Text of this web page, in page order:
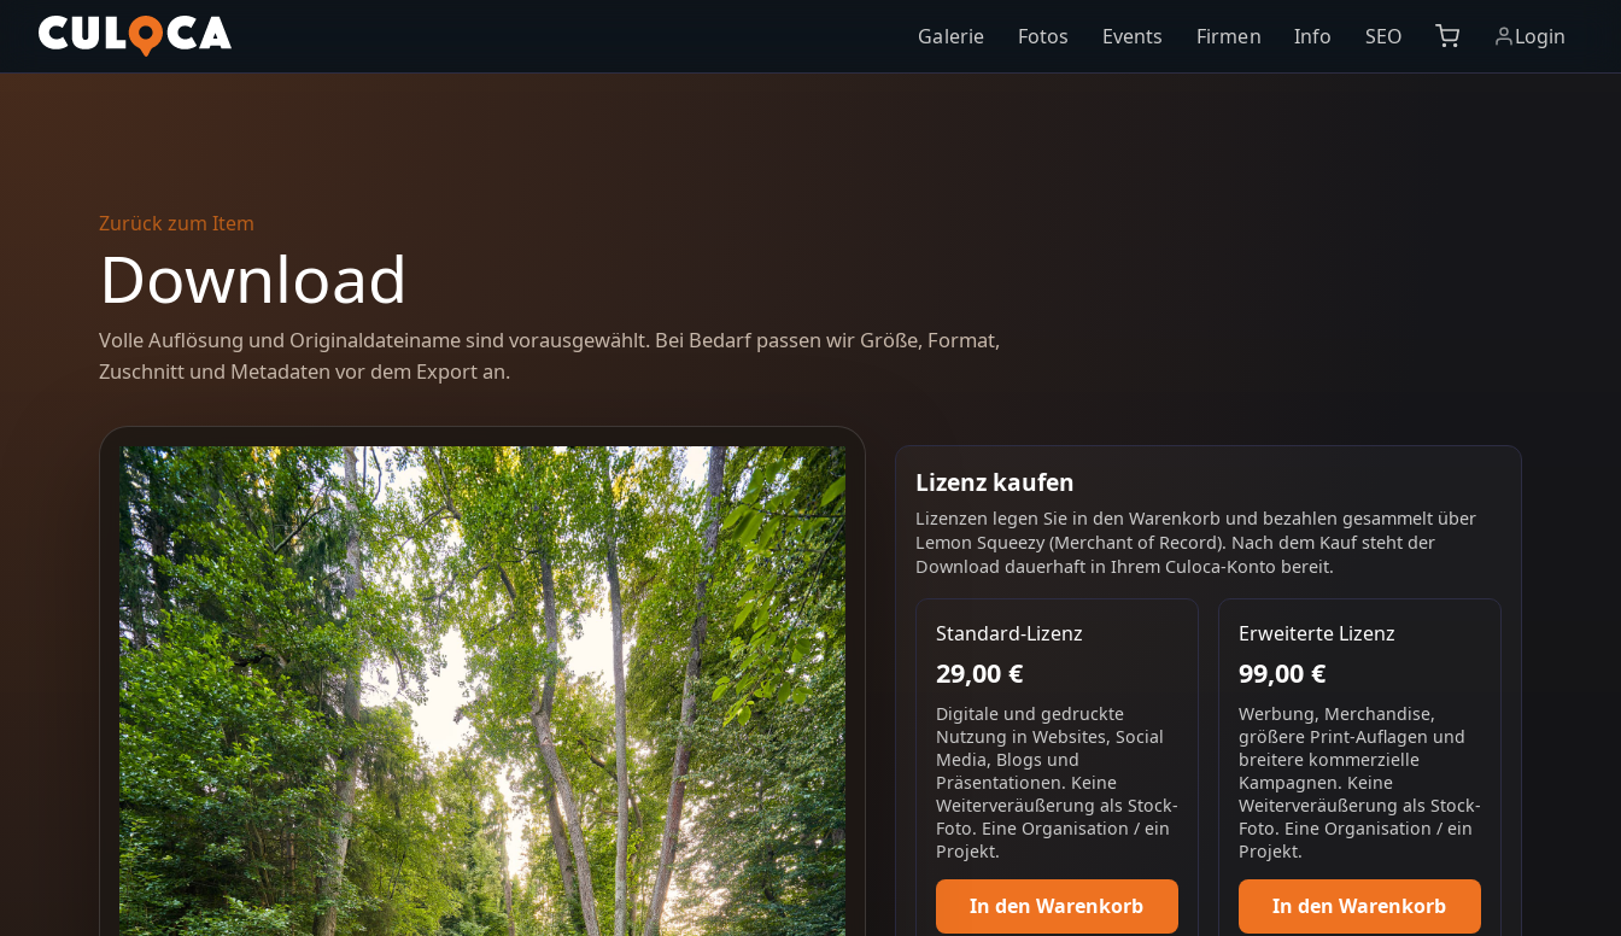
Galerie Fotos Events Firmen Info SEO Login
Zurück zum Item
Download
Volle Auflösung und Originaldateiname sind vorausgewählt. Bei Bedarf passen wir Größe, Format,
Zuschnitt und Metadaten vor dem Export an.
Lizenz kaufen
Lizenzen legen Sie in den Warenkorb und bezahlen gesammelt über
Lemon Squeezy (Merchant of Record). Nach dem Kauf steht der
Download dauerhaft in Ihrem Culoca-Konto bereit.
Standard-Lizenz
29,00 €
Digitale und gedruckte
Nutzung in Websites, Social
Media, Blogs und
Präsentationen. Keine
Weiterveräußerung als Stock-
Foto. Eine Organisation / ein
Projekt.
In den Warenkorb
Erweiterte Lizenz
99,00 €
Werbung, Merchandise,
größere Print-Auflagen und
breitere kommerzielle
Kampagnen. Keine
Weiterveräußerung als Stock-
Foto. Eine Organisation / ein
Projekt.
In den Warenkorb